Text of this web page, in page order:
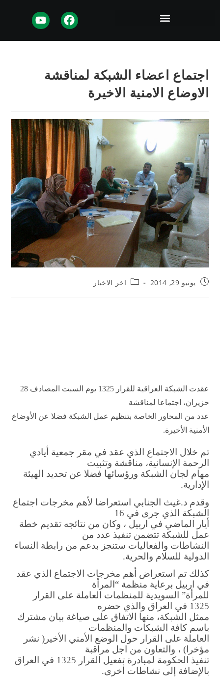
اعضاء الشبكة لمناقشة
الامنية الاخيرة
يونيو 29, 2014 اخر الاخبار
عقدت الشبكة العراقية للقرار 1325 يوم السبت المصادف 28
اجتماعا لمناقشة
من المحاور الخاصة بتنظيم عمل الشبكة فضلا عن الأوضاع
الأخيرة.
خلال الاجتماع الذي عقد في مقر جمعية أيادي
الإنسانية، مناقشة وتثبيت
لجان الشبكة ورؤسائها فضلا عن تحديد الهيئة
د.غيث الجنابي استعراضا لأهم مخرجات اجتماع
الذي جرى في 16
الماضي في اربيل ، وكان من نتائجه تقديم خطة
للشبكة تتضمن تنفيذ عدد من
والفعاليات ستنجز بدعم من رابطة النساء
للسلام والحرية.
تم استعراض أهم مخرجات الاجتماع الذي عقد
اربيل برعاية منظمة “المرأة
السويدية للمنظمات العاملة على القرار
والذي حضره
الشبكة، منها الاتفاق على صياغة بيان مشترك
كافة الشبكات والمنظمات
على القرار حول الوضع الأمني الأخير( نشر
، والتعاون من اجل مراقبة
تنفيذ الحكومة لمبادرة تفعيل القرار 1325 في العراق
إلى نشاطات أخرى.